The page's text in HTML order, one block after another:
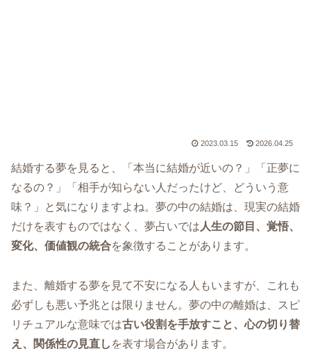
2023.03.15 2026.04.25
結婚する夢を見ると、「本当に結婚が近いの？」「正夢に
なるの？」「相手が知らない人だったけど、どういう意
味？」と気になりますよね。夢の中の結婚は、現実の結婚
だけを表すものではなく、夢占いでは 人生の節目、覚悟、
変化、価値観の統合を象徴することがあります。
また、離婚する夢を見て不安になる人もいますが、これも
必ずしも悪い予兆とは限りません。夢の中の離婚は、スピ
リチュアルな意味では古い役割を手放すこと、心の切り替
え、関係性の見直し を表す場合があります。